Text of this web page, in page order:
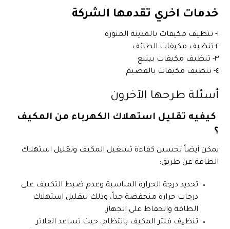
خدمات اخري تقدمها الشركة
١- تنظيف مكيفات بالمدينة المنورة
٢-تنظيف مكيفات الطائف
٣- تنظيف مكيفات بينبع
٤- تنظيف مكيفات بالقصيم
أسئلة طرحها الآخرون
كيفيه تقليل استهلاك الكهرباء من المكيف
؟
يمكن أيضاً تحسين كفاءة تشغيل المكيف وتقليل استهلاك
الطاقة عن طريق:
تحديد درجة الحرارة المناسبة وعدم ضبط التكييف على
درجات حرارة منخفضة جداً، وذلك لتقليل استهلاك
الطاقة والحفاظ على الجهاز.
تنظيف فلتر المكيف بانتظام، حيث تساعد الفلاتر